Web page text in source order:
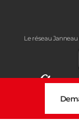
Le réseau
4.7